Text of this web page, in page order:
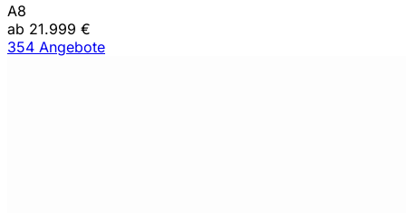
A8
ab 21.999 €
354 Angebote